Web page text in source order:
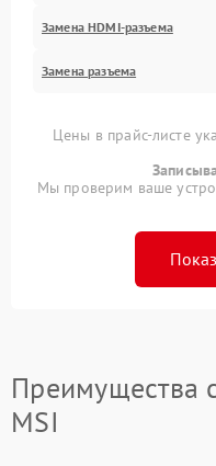
Замена HDMI-разъема
Замена разъема
Цены в прайс-листе
Мы проверим ваше
Преимущества
MSI